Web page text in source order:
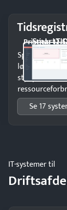
Pristjek:
Spar tid på
lønberegning
styr på
Se 17
IT-systemer til